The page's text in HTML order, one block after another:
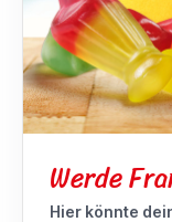
Werde
Hier könnte